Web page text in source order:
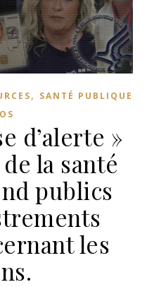
, SANTÉ PUBLIQUE
d’alerte »
la santé
publics
les